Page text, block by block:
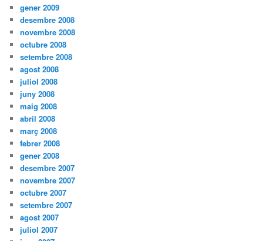
gener 2009
desembre 2008
novembre 2008
octubre 2008
setembre 2008
agost 2008
juliol 2008
juny 2008
maig 2008
abril 2008
març 2008
febrer 2008
gener 2008
desembre 2007
novembre 2007
octubre 2007
setembre 2007
agost 2007
juliol 2007